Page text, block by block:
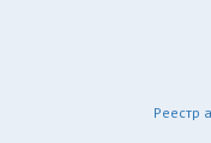
Реестр